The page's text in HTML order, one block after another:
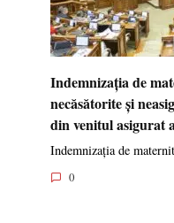
Indemnizația de
necăsătorite și
din venitul asigurat
Indemnizația de
0